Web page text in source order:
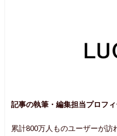
記事の執筆・編集担当プロフィ
累計800万人ものユーザーが訪